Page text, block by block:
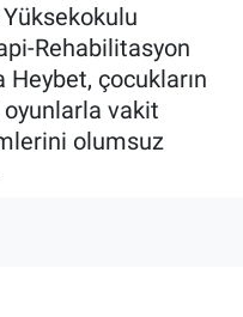
Rehabilitasyon
Heybet, çocukların
vakit
olumsuz